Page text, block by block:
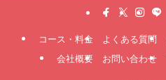
コース・料金 よくある質問
会社概要
お問い合わせ